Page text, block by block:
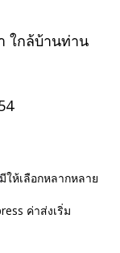
ใกล้บ้านท่าน
มีให้เลือกหลากหลาย
ค่าส่งเริ่ม